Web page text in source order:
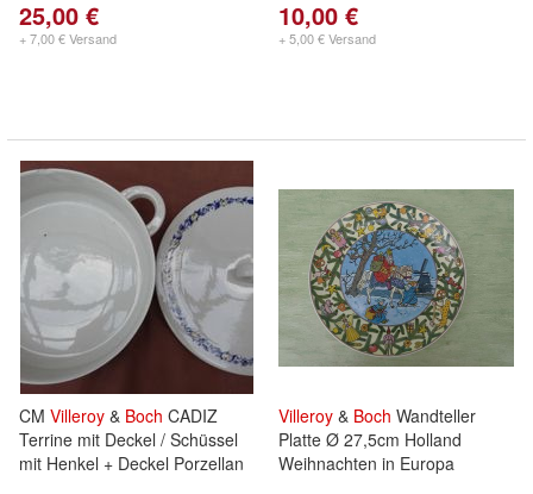
25,00 €
+ 7,00 € Versand
10,00 €
+ 5,00 € Versand
CM Villeroy & Boch CADIZ
Terrine mit Deckel / Schüssel
mit Henkel + Deckel Porzellan
Villeroy & Boch Wandteller
Platte Ø 27,5cm Holland
Weihnachten in Europa